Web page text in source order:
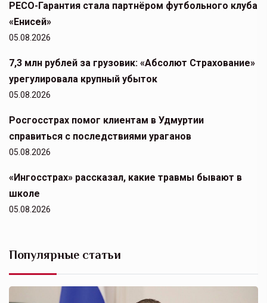
РЕСО-Гарантия стала партнёром футбольного клуба
«Енисей»
05.08.2026
7,3 млн рублей за грузовик: «Абсолют Страхование»
урегулировала крупный убыток
05.08.2026
Росгосстрах помог клиентам в Удмуртии
справиться с последствиями ураганов
05.08.2026
«Ингосстрах» рассказал, какие травмы бывают в
школе
05.08.2026
Популярные статьи